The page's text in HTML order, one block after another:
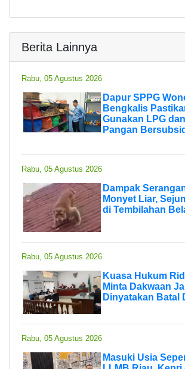
Berita Lainnya
Rabu, 05 Agustus 2026
Dapur SPPG
Bengkalis
Gunakan LPG
Pangan
Rabu, 05 Agustus 2026
Dampak
Monyet Liar,
di Tembilahan
Rabu, 05 Agustus 2026
Kuasa Hukum
Minta Dakwaan
Dinyatakan Batal
Rabu, 05 Agustus 2026
Masuki Usia